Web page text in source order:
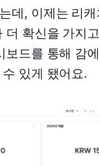
데, 이제는 리캐
더 확신을 가지
보드를 통해 감
있게 됐어요.